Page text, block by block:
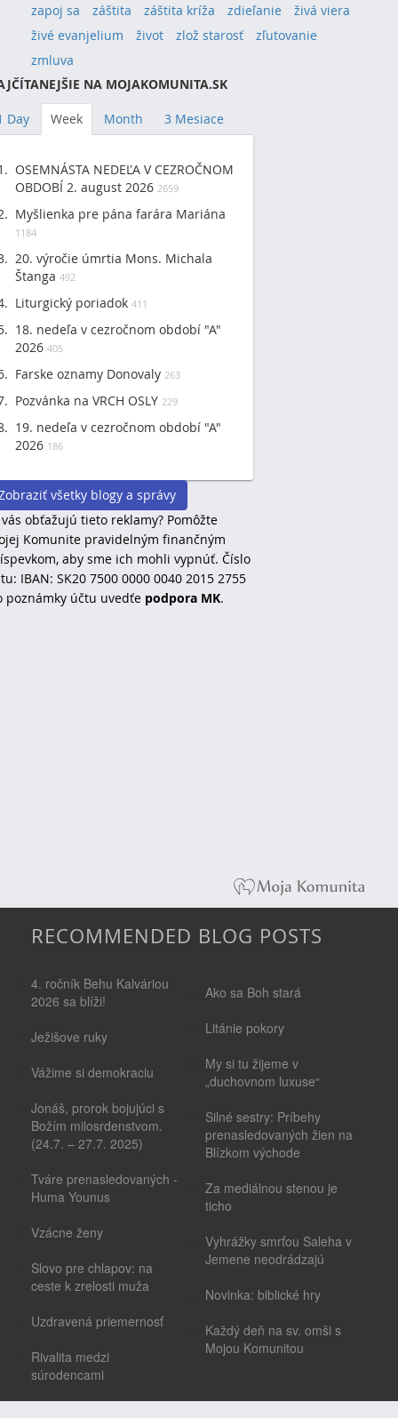
zapoj sa
záštita záštita kríža zdieľanie
živá viera
živé evanjelium
život zlož starosť
zľutovanie
zmluva
NA MOJAKOMUNITA.SK
Day Week Month 3 Mesiace
OSEMNÁSTA NEDEĽA V CEZROČNOM
OBDOBÍ 2. august 2026 2659
Myšlienka pre pána farára Mariána
1184
20. výročie úmrtia Mons. Michala
Štanga 492
Liturgický poriadok 411
18. nedeľa v cezročnom období "A"
2026 405
Farske oznamy Donovaly 263
Pozvánka na VRCH OSLY 229
19. nedeľa v cezročnom období "A"
2026 186
všetky blogy a správy
obťažujú tieto reklamy? Pomôžte
Komunite pravidelným finančným
aby sme ich mohli vypnúť. Číslo
IBAN: SK20 7500 0000 0040 2015 2755
poznámky účtu uvedťe podpora MK.
RECOMMENDED BLOG POSTS
4. ročník Behu Kalváriou
2026 sa blíži!
Ježišove ruky
Vážime si demokraciu
Jonáš, prorok bojujúci s
Božím milosrdenstvom.
(24.7. – 27.7. 2025)
Tváre prenasledovaných -
Huma Younus
Vzácne ženy
Slovo pre chlapov: na
ceste k zrelosti muža
Uzdravená priemernosť
Rivalita medzi
súrodencami
Ako sa Boh stará
Litánie pokory
My si tu žijeme v
„duchovnom luxuse“
Silné sestry: Príbehy
prenasledovaných žien na
Blízkom východe
Za mediálnou stenou je
ticho
Vyhrážky smrťou Saleha v
Jemene neodrádzajú
Novinka: biblické hry
Každý deň na sv. omši s
Mojou Komunitou